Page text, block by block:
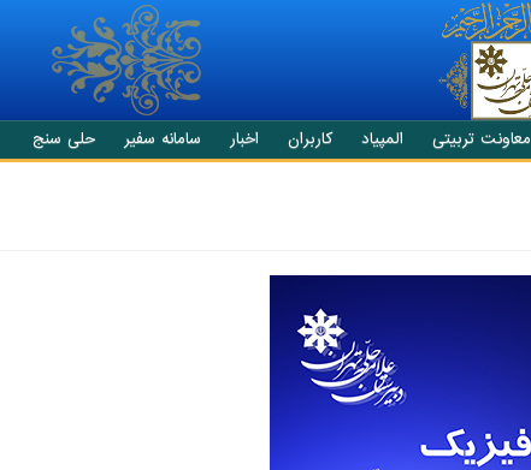
معاونت تربیتی المپیاد کاربران اخبار سامانه سفیر حلی سنج